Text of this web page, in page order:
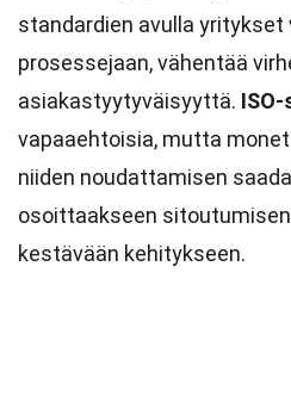
standardien avulla yritykset
prosessejaan, vähentää
asiakastyytyväisyyttä.
vapaaehtoisia, mutta
niiden noudattamisen
osoittaakseen
kestävään kehitykseen.